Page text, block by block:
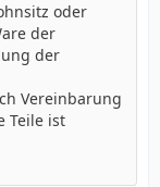
oder
der
der
Vereinbarung
Teile ist